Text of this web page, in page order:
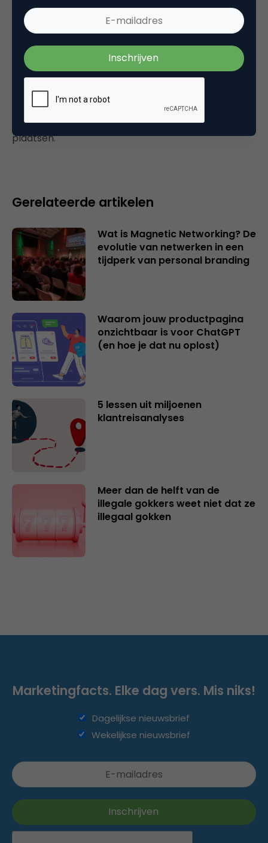
Wanneer ging Fok! ook al weer failliet? 🙂
20 april 2004 om 04:17
Plaats reactie
Je moetingelogd zijn opom een reactie te
plaatsen.
Gerelateerde artikelen
Wat is Magnetic Networking? De
evolutie van netwerken in een
tijdperk van personal branding
Waarom jouw productpagina
onzichtbaar is voor ChatGPT
(en hoe je dat nu oplost)
5 lessen uit miljoenen
klantreisanalyses
Meer dan de helft van de
illegale gokkers weet niet dat ze
illegaal gokken
Marketingfacts. Elke dag vers. Mis niks!
Dagelijkse nieuwsbrief
Wekelijkse nieuwsbrief